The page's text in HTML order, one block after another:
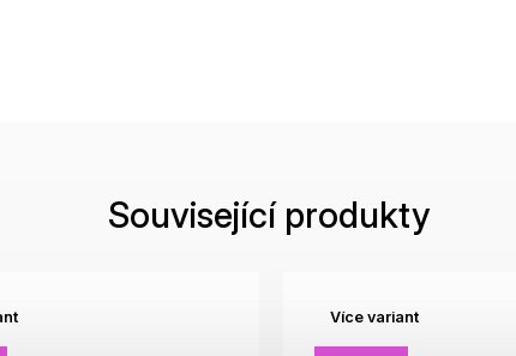
Související produkty
Více variant